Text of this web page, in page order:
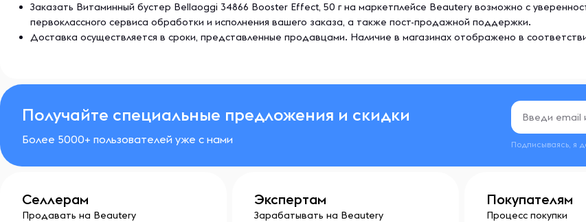
Заказать Витаминный бустер Bellaoggi 34866 Booster Effect, 50 г на маркетплейсе Beautery возможно с
первоклассного сервиса обработки и исполнения вашего заказа, а также пост-продажной поддержки.
Доставка осуществляется в сроки, представленные продавцами. Наличие в магазинах отображено в
Получайте специальные предложения и скидки
Более 5000+ пользователей уже с нами Подписываясь, я
Селлерам
Продавать на Beautery
Экспертам
Зарабатывать на Beautery
Покупателям
Процесс покупки